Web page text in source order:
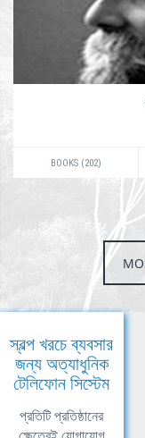
BOOKS (202)
স্বল্প খরচে ব্যবসার
জন্য অত্যাধুনিক
টেলিফোন সিস্টেম
প্রতিটি প্রতিষ্ঠানের